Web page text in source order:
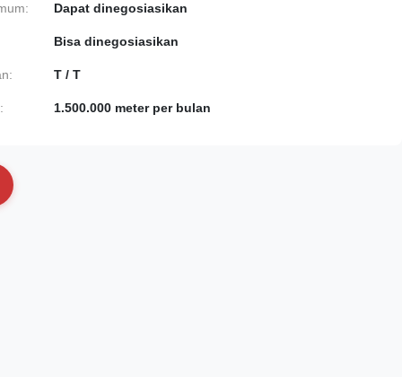
Dapat dinegosiasikan
Bisa dinegosiasikan
T / T
1.500.000 meter per bulan